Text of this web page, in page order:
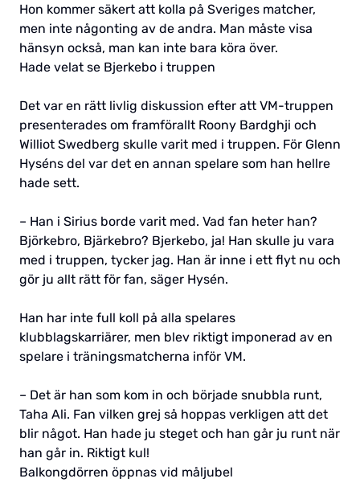
Hon kommer säkert att kolla på Sveriges matcher,
men inte någonting av de andra. Man måste visa
hänsyn också, man kan inte bara köra över.
Hade velat se Bjerkebo i truppen
Det var en rätt livlig diskussion efter att VM-truppen
presenterades om framförallt Roony Bardghji och
Williot Swedberg skulle varit med i truppen. För Glenn
Hyséns del var det en annan spelare som han hellre
hade sett.
– Han i Sirius borde varit med. Vad fan heter han?
Björkebro, Bjärkebro? Bjerkebo, ja! Han skulle ju vara
med i truppen, tycker jag. Han är inne i ett flyt nu och
gör ju allt rätt för fan, säger Hysén.
Han har inte full koll på alla spelares
klubblagskarriärer, men blev riktigt imponerad av en
spelare i träningsmatcherna inför VM.
– Det är han som kom in och började snubbla runt,
Taha Ali. Fan vilken grej så hoppas verkligen att det
blir något. Han hade ju steget och han går ju runt när
han går in. Riktigt kul!
Balkongdörren öppnas vid måljubel